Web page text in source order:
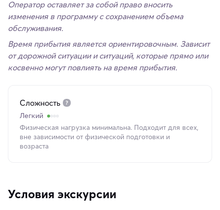
Оператор оставляет за собой право вносить
изменения в программу с сохранением объема
обслуживания.
Время прибытия является ориентировочным. Зависит
от дорожной ситуации и ситуаций, которые прямо или
косвенно могут повлиять на время прибытия.
Сложность
Легкий
Физическая нагрузка минимальна. Подходит для всех,
вне зависимости от физической подготовки и
возраста
Условия экскурсии